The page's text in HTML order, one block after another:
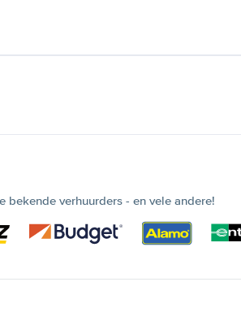
bekende verhuurders - en vele andere!